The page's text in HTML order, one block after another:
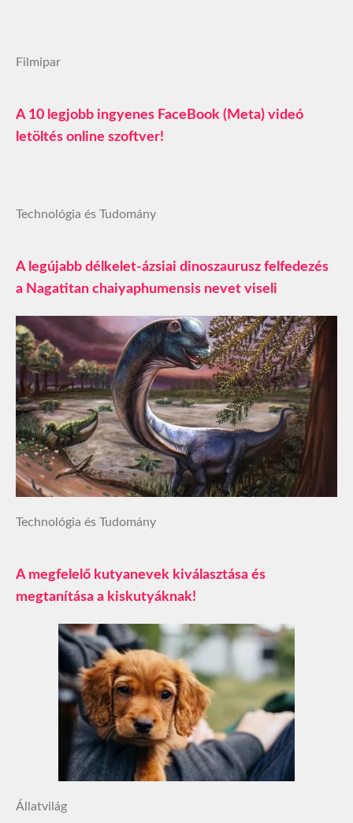
Filmipar
A 10 legjobb ingyenes FaceBook (Meta) videó
letöltés online szoftver!
Technológia és Tudomány
A legújabb délkelet-ázsiai dinoszaurusz felfedezés
a Nagatitan chaiyaphumensis nevet viseli
Technológia és Tudomány
A megfelelő kutyanevek kiválasztása és
megtanítása a kiskutyáknak!
Állatvilág